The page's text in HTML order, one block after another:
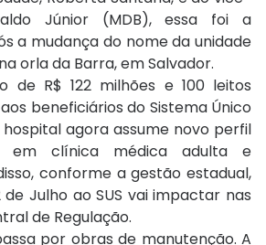
Júnior (MDB), essa foi a
a mudança do nome da unidade
orla da Barra, em Salvador.
de R$ 122 milhões e 100 leitos
beneficiários do Sistema Único
hospital agora assume novo perfil
em clínica médica adulta e
conforme a gestão estadual,
Julho ao SUS vai impactar nas
de Regulação.
por obras de manutenção. A